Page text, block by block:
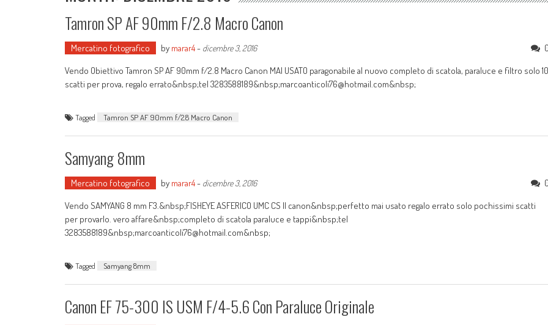
Tamron SP AF 90mm F/2.8 Macro Canon
Mercatino fotografico by marar4- dicembre 3, 2016
Vendo Obiettivo Tamron SP AF 90mm f/2.8 Macro Canon MAI USATO paragonabile al nuovo completo di scatola, paraluce e filtro solo 10
scatti per prova, regalo errato&nbsp;tel 3283588189&nbsp;marcoanticoli76@hotmail.com&nbsp;
Tagged Tamron SP AF 90mm f/2.8 Macro Canon
Samyang 8mm
Mercatino fotografico by marar4- dicembre 3, 2016
Vendo SAMYANG 8 mm F3.&nbsp;FISHEYE ASFERICO UMC CS II canon&nbsp;perfetto mai usato regalo errato solo pochissimi scatti
per provarlo. vero affare&nbsp;completo di scatola paraluce e tappi&nbsp;tel
3283588189&nbsp;marcoanticoli76@hotmail.com&nbsp;
Tagged Samyang 8mm
Canon EF 75-300 IS USM F/4-5.6 Con Paraluce Originale